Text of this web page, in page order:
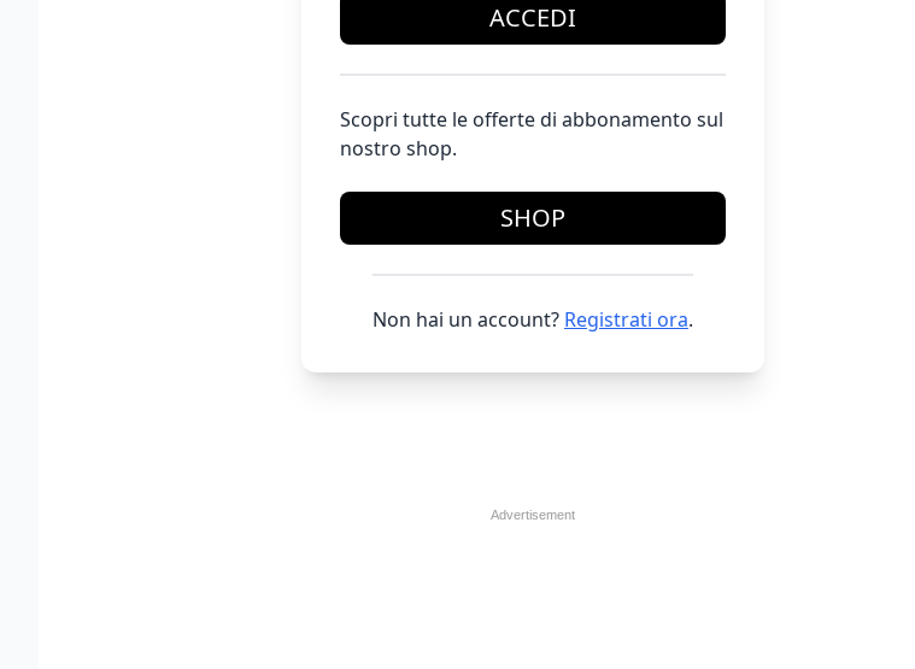
ACCEDI
Scopri tutte le offerte di abbonamento sul
nostro shop.
SHOP
Non hai un account? Registrati ora.